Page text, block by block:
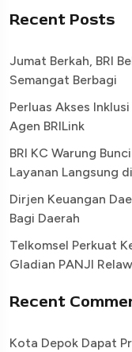
Recent Posts
Jumat Berkah, BRI
Semangat Berbagi
Perluas Akses
Agen BRILink
BRI KC Warung
Layanan Langsung
Dirjen Keuangan
Bagi Daerah
Telkomsel Perkuat
Gladian PANJI
Recent
Kota Depok Dapat